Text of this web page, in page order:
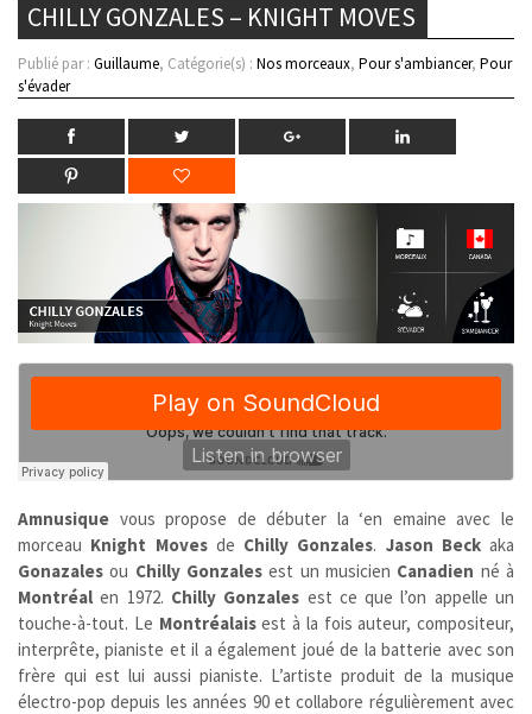
CHILLY GONZALES – KNIGHT MOVES
Publié par : Guillaume, Catégorie(s) : Nos morceaux, Pour s'ambiancer, Pour
s'évader
Amnusique vous propose de débuter la ‘en emaine avec le
morceau Knight Movesde Chilly Gonzales. Jason Beckaka
Gonazales ou Chilly Gonzales est un musicien Canadien né à
Montréal en 1972. Chilly Gonzales est ce que l’on appelle un
touche-à-tout. Le Montréalaisest à la fois auteur, compositeur,
interprête, pianiste et il a également joué de la batterie avec son
frère qui est lui aussi pianiste. L’artiste produit de la musique
électro-pop depuis les années 90 et collabore régulièrement avec